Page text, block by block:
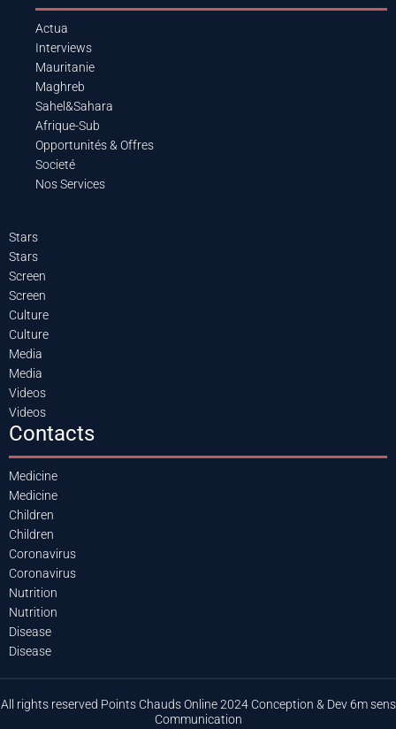
Actua
Interviews
Mauritanie
Maghreb
Sahel&Sahara
Afrique-Sub
Opportunités & Offres
Societé
Nos Services
Stars
Stars
Screen
Screen
Culture
Culture
Media
Media
Videos
Videos
Contacts
Medicine
Medicine
Children
Children
Coronavirus
Coronavirus
Nutrition
Nutrition
Disease
Disease
All rights reserved Points Chauds Online 2024 Conception & Dev 6m sens
Communication